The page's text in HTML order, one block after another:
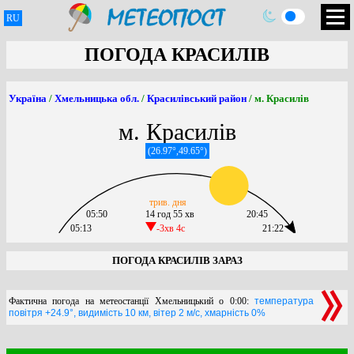
RU
ПОГОДА КРАСИЛІВ
Україна / Хмельницька обл. / Красилівський район / м. Красилів
м. Красилів
(26.97°,49.65°)
05:13
05:50
14 год 55 хв
-3хв 4c
трив. дня
21:22
20:45
ПОГОДА КРАСИЛІВ ЗАРАЗ
Фактична погода на метеостанції Хмельницький о 0:00: температура
повітря +24.9°, видимість 10 км, вітер 2 м/с, хмарність 0%